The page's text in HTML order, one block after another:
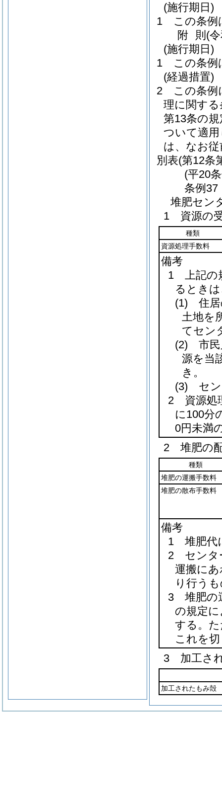
(施行期日)
1
この条例
附 則 (
(施行期日)
1
この条例
(経過措置)
2
この条例
理に関する
第13条の
ついて適
は、なお
別表(第12条
(平20
条例37
堆肥セン
1 資源の
種類
資源処理手数料
備考
1 上記の
るとき
(1) 住居
土地を
てセン
(2) 市民
源を当
き。
(3) セン
2 資源処
に100分
0円未満
2 堆肥の
種類
堆肥の運搬手数料
堆肥の散布手数料
備考
1 堆肥代
2 センタ
運搬に
り行う
3 堆肥の
の規定
する。
これを
3 加工さ
加工されたもみ殻